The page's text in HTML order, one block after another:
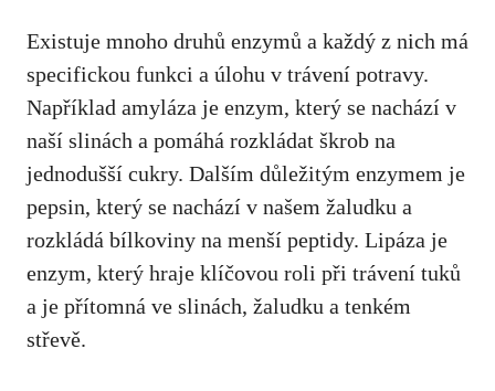
Existuje mnoho druhů enzymů a každý z nich má
specifickou funkci a úlohu v trávení potravy.
Například amyláza je enzym, který se nachází v
naší slinách a pomáhá rozkládat škrob na
jednodušší cukry. Dalším důležitým enzymem je
pepsin, který se nachází v našem žaludku a
rozkládá bílkoviny na menší peptidy. Lipáza je
enzym, který hraje klíčovou roli při trávení tuků
a je přítomná ve slinách, žaludku a tenkém
střevě.